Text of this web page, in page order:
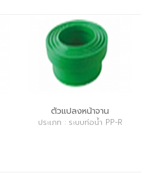
ตัวแปลงหน้าจาน
ประเภท : ระบบท่อน้ำ PP-R